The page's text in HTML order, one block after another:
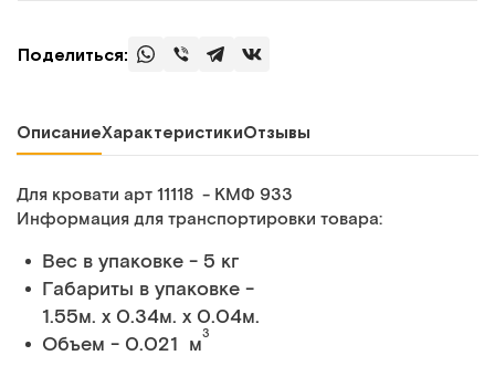
Поделиться:
ОписаниеХарактеристикиОтзывы
Для кровати арт 11118 - КМФ 933
Информация для транспортировки товара:
Вес в упаковке - 5 кг
Габариты в упаковке -
1.55м. x 0.34м. x 0.04м.
Объем - 0.021 м3